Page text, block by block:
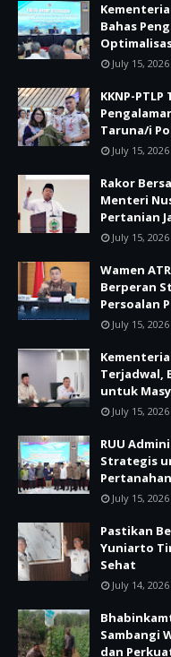
Bahas
July 15, 2026
KKNP-
Taruna/i
July 15, 2026
Rakor
Menteri
Pertanian
July 15, 2026
Wamen
Berperan
Persoalan
July 15, 2026
Terjadwal,
untuk
July 15, 2026
RUU
Strategis
July 15, 2026
Pastikan
Yuniarto
Sehat
July 14, 2026
Sambangi
dan